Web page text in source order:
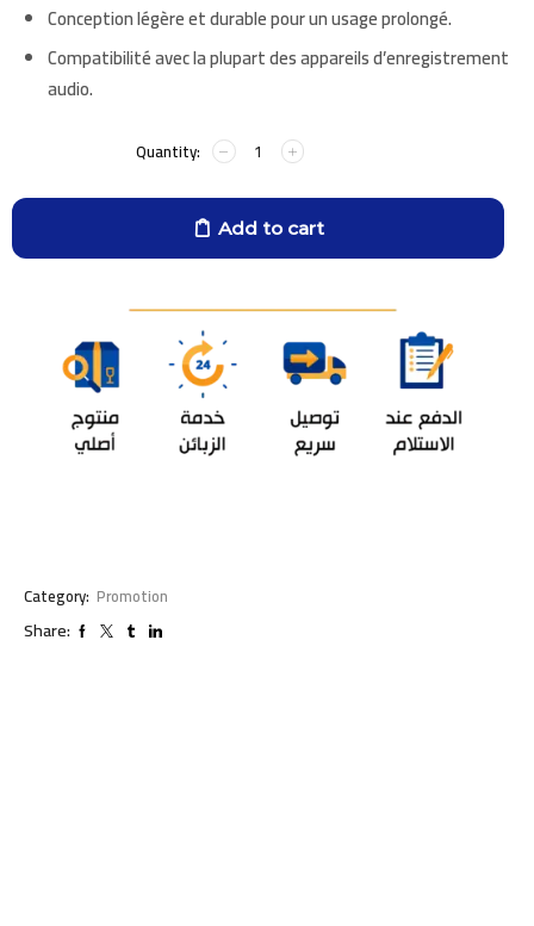
Conception légère et durable pour un usage prolongé.
Compatibilité avec la plupart des appareils d’enregistrement
audio.
Add to cart
Category: Promotion
Share: